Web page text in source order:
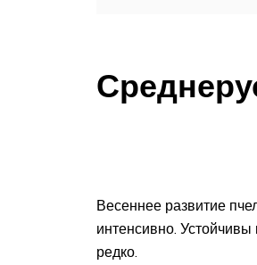
Весеннее развитие
интенсивно.
редко.